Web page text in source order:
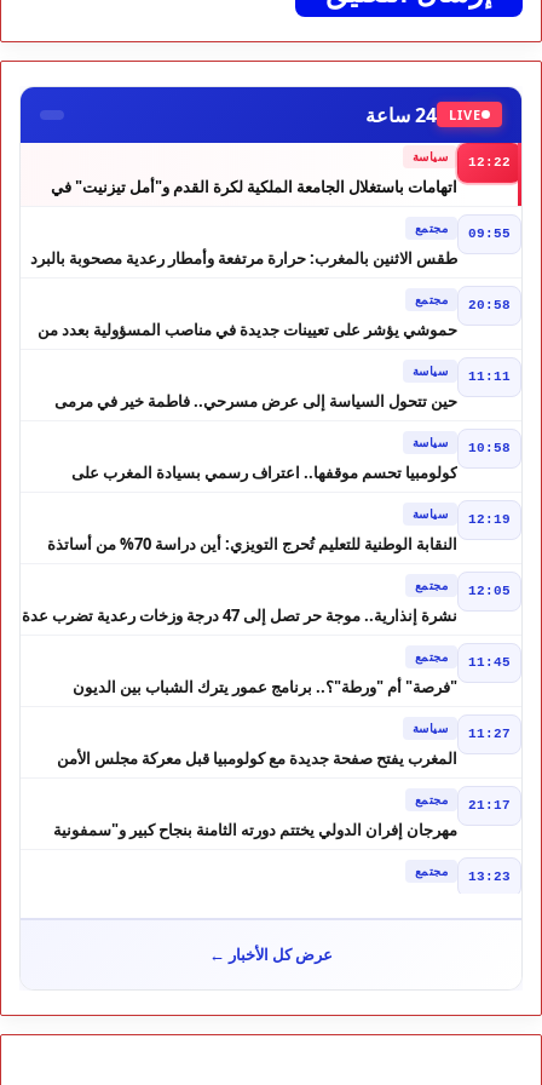
LIVE 24 ساعة
12:22 سياسة
اتهامات باستغلال الجامعة الملكية لكرة القدم و"أمل تيزنيت" في
09:55 مجتمع
طقس الاثنين بالمغرب: حرارة مرتفعة وأمطار رعدية مصحوبة بالبرد
20:58 مجتمع
حموشي يؤشر على تعيينات جديدة في مناصب المسؤولية بعدد من
11:11 سياسة
حين تتحول السياسة إلى عرض مسرحي.. فاطمة خير في مرمى
10:58 سياسة
كولومبيا تحسم موقفها.. اعتراف رسمي بسيادة المغرب على
12:19 سياسة
النقابة الوطنية للتعليم تُحرج التويزي: أين دراسة 70% من أساتذة
12:05 مجتمع
نشرة إنذارية.. موجة حر تصل إلى 47 درجة وزخات رعدية تضرب عدة
11:45 مجتمع
"فرصة" أم "ورطة"؟.. برنامج عمور يترك الشباب بين الديون
11:27 سياسة
المغرب يفتح صفحة جديدة مع كولومبيا قبل معركة مجلس الأمن
21:17 مجتمع
مهرجان إفران الدولي يختتم دورته الثامنة بنجاح كبير و"سمفونية
13:23 مجتمع
إصلاح الوزارة
غضب داخل حزب الاستقلال بالحسيمة بسبب تفويض مضيان اقتراح
مرشح الانتخابات التشريعية
11:52 مجتمع
عرض كل الأخبار ←